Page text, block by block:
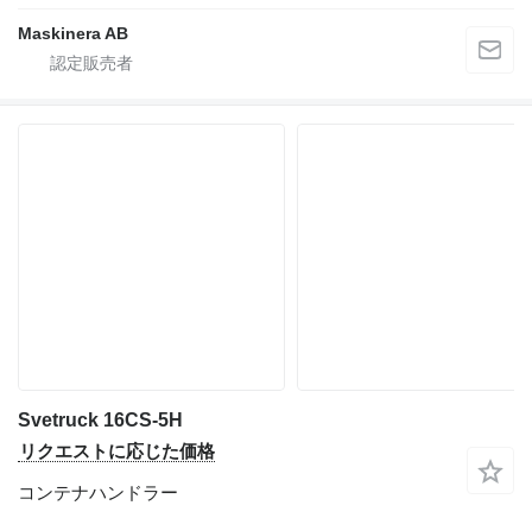
Maskinera AB
Svetruck 16CS-5H
リクエストに応じた価格
コンテナハンドラー